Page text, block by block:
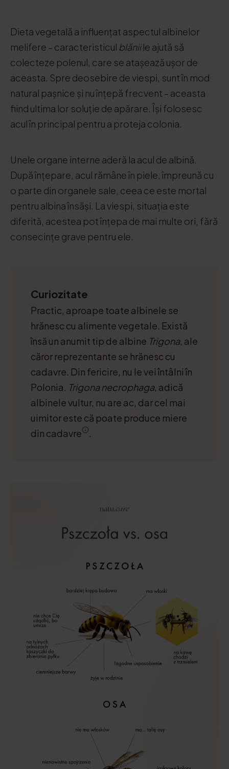
Dieta vegetală a influențat aspectul albinelor
melifere – caracteristicul blăniile ajută să
colecteze polenul, care se atașează ușor de
aceasta. Spre deosebire de viespi, sunt în mod
natural pașnice și nu înțepă frecvent – aceasta
fiind ultima lor soluție de apărare. Își folosesc
acul în principal pentru a proteja colonia.
Unele organe interne aderă la acul de albină.
După înțepare, acul rămâne în piele, împreună cu
o parte din organele sale, ceea ce este mortal
pentru albina însăși. La viespi, situația este
diferită, acestea pot înțepa de mai multe ori, fără
consecințe grave pentru ele.
Curiozitate
Practic, aproape toate albinele se
hrănesc cu alimente vegetale. Există
însă un anumit tip de albine Trigona, ale
căror reprezentante se hrănesc cu
cadavre. Din fericire, nu le vei întâlni în
Polonia. Trigona necrophaga, adică
albinele vultur, nu are ac, dar cel mai
uimitor este că poate produce miere
din cadavre
.